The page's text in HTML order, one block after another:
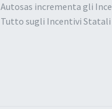
Autosas incrementa gli
Tutto sugli Incentivi Statali